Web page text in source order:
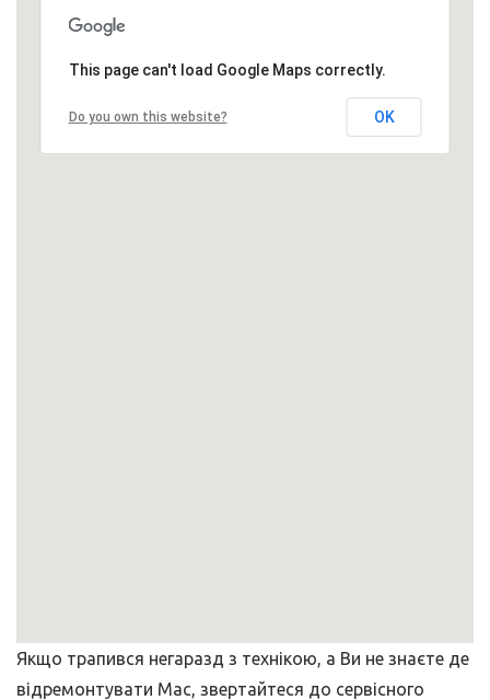
This page can't load Google Maps correctly.
Do you own this website? OK
Якщо трапився негаразд з технікою, а Ви не знаєте де
відремонтувати Mac, звертайтеся до сервісного